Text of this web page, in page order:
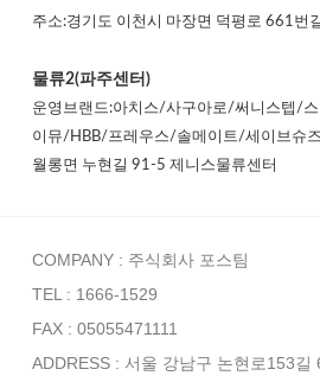
주소:경기도 이천시 마장면 덕평로 661번
물류2(파주센터)
운영브랜드:아치스/사구아로/써니스텝/
이뮤/HBB/프레우스/솔메이트/세이브슈즈
월롱면 누현길 91-5 제니스물류센터
COMPANY : 주식회사 포스팀
TEL : 1666-1529
FAX : 05055471111
ADDRESS : 서울 강남구 논현로153길